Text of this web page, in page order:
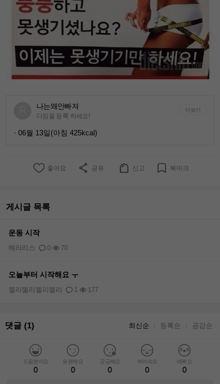
나는왜안빠져
다짐을 등록 하세요!
더보기
· 06월 13일(아침 425kcal)
좋아요 공유 신고 북마크
게시글 목록
운동 시작
0 70
헤라리스
오늘부터 시작해요 ㅜ
1 177
젤리젤리젤리젤리
댓글 (1) 최신순 등록순 공감순
도움됐어요
0
응원해요
0
궁금해요
0
부러워요
0
예뻐요
0